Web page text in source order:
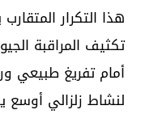
هذا التكرار
تكثيف المراقبة
أمام تفريغ طبيعي
لنشاط زلزالي أوسع